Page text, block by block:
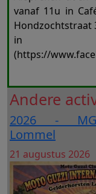
vanaf 11u in
Hondzochtstraat
in
(https://
Andere
2026 -
Lommel
Datum
21 augustus 2026